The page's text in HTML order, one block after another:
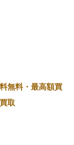
無料・最高額買
取